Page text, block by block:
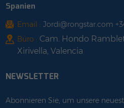
Spanien
Email : Jordi@rongstar.com
Büro : Cam. Hondo
Xirivella, Valencia
NEWSLETTER
Abonnieren Sie, um unsere